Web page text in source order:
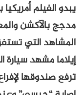
يبدو الفيلم
مدجج بالآكشن
المشاهد التي تستفز
إيلاما مشهد
ترفع صندوقها